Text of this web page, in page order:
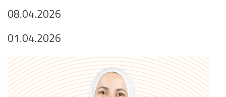
08.04.2026
01.04.2026